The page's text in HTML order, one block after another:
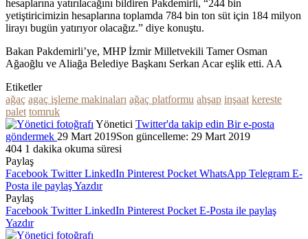
hesaplarına yatırılacağını bildiren Pakdemirli, “244 bin
yetiştiricimizin hesaplarına toplamda 784 bin ton süt için 184 milyon
lirayı bugün yatırıyor olacağız.” diye konuştu.
Bakan Pakdemirli’ye, MHP İzmir Milletvekili Tamer Osman
Ağaoğlu ve Aliağa Belediye Başkanı Serkan Acar eşlik etti. AA
Etiketler
ağaç agaç işleme makinaları ağaç platformu ahşap inşaat kereste
palet tomruk
Yönetici Twitter'da takip edin Bir e-posta
göndermek 29 Mart 2019Son güncelleme: 29 Mart 2019
404 1 dakika okuma süresi
Paylaş
Facebook Twitter LinkedIn Pinterest Pocket WhatsApp Telegram E-
Posta ile paylaşYazdır
Paylaş
Facebook Twitter LinkedIn Pinterest Pocket E-Posta ile paylaş
Yazdır